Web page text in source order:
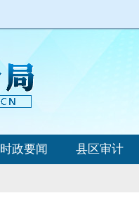
时政要闻 县区审计